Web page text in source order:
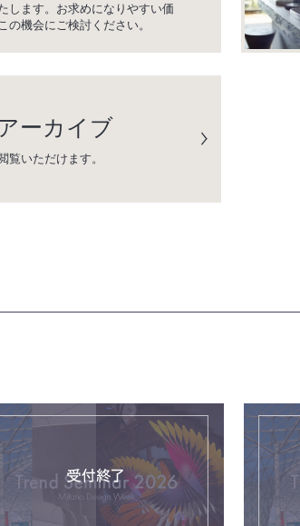
します。お求めになりやすい価
の機会にご検討ください。
ーカイブ
覧いただけます。